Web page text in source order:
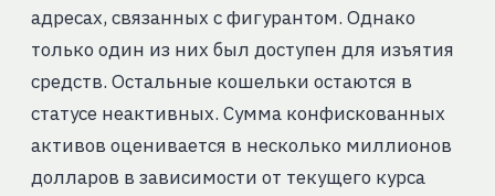
адресах, связанных с фигурантом. Однако
только один из них был доступен для изъятия
средств. Остальные кошельки остаются в
статусе неактивных. Сумма конфискованных
активов оценивается в несколько миллионов
долларов в зависимости от текущего курса